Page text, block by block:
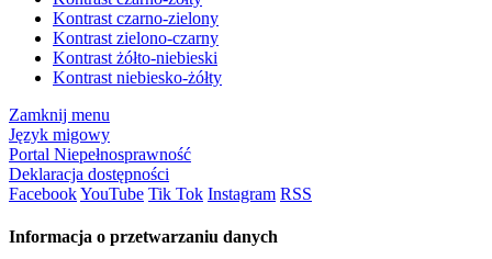
Kontrast czarno-zielony
Kontrast zielono-czarny
Kontrast żółto-niebieski
Kontrast niebiesko-żółty
Zamknij menu
Język migowy
Portal Niepełnosprawność
Deklaracja dostępności
FacebookYouTube Tik Tok Instagram RSS
Informacja o przetwarzaniu danych